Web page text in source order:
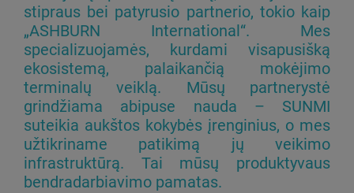
stipraus bei patyrusio partnerio, tokio kaip
„ASHBURN International“. Mes
specializuojamės, kurdami visapusišką
ekosistemą, palaikančią mokėjimo
terminalų veiklą. Mūsų partnerystė
grindžiama abipuse nauda – SUNMI
suteikia aukštos kokybės įrenginius, o mes
užtikriname patikimą jų veikimo
infrastruktūrą. Tai mūsų produktyvaus
bendradarbiavimo pamatas.